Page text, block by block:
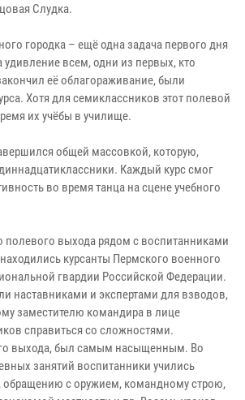
Слудка.
городка – ещё одна задача первого дня
всем, одни из первых, кто
её облагораживание, были
Хотя для семиклассников этот полевой
их учёбы в училище.
общей массовкой, которую,
Каждый курс смог
во время танца на сцене учебного
полевого выхода рядом с воспитанниками
курсанты Пермского военного
гвардии Российской Федерации.
наставниками и экспертами для взводов,
заместителю командира в лице
справиться со сложностями.
выхода, был самым насыщенным. Во
занятий воспитанники учились
обращению с оружием, командному строю,